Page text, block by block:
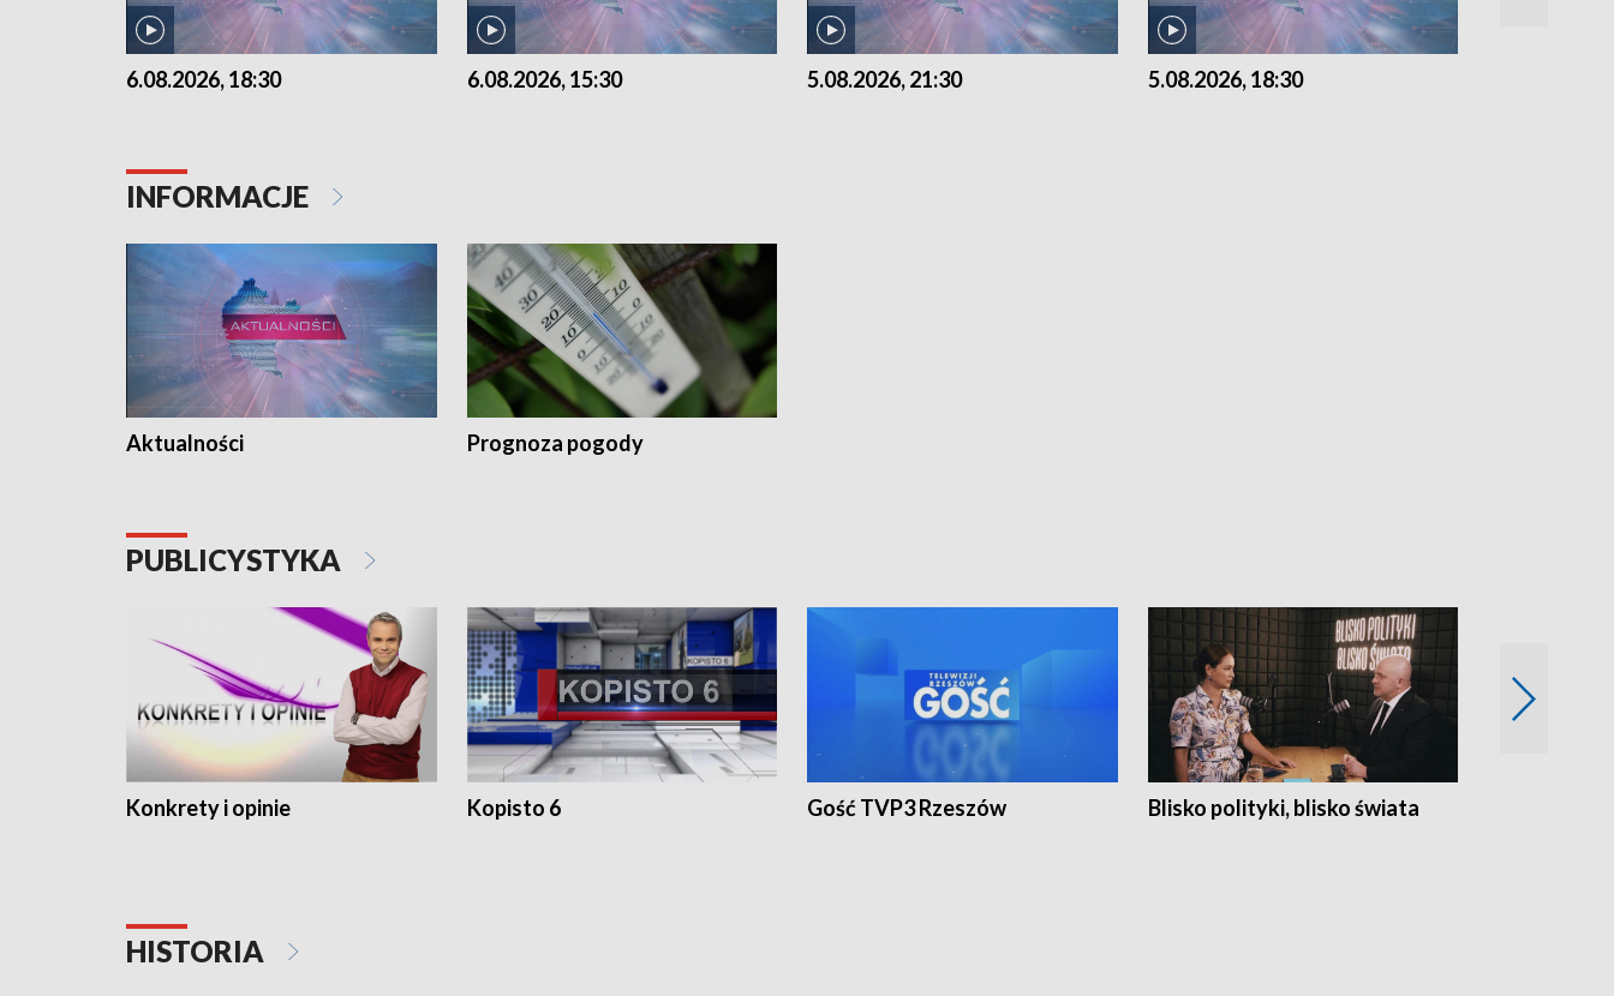
6.08.2026, 18:30 6.08.2026, 15:30 5.08.2026, 21:30 5.08.2026, 18:30
INFORMACJE
Aktualności Prognoza pogody
PUBLICYSTYKA
Konkrety i opinie Kopisto 6 Gość TVP3 Rzeszów Blisko polityki, blisko świata
HISTORIA